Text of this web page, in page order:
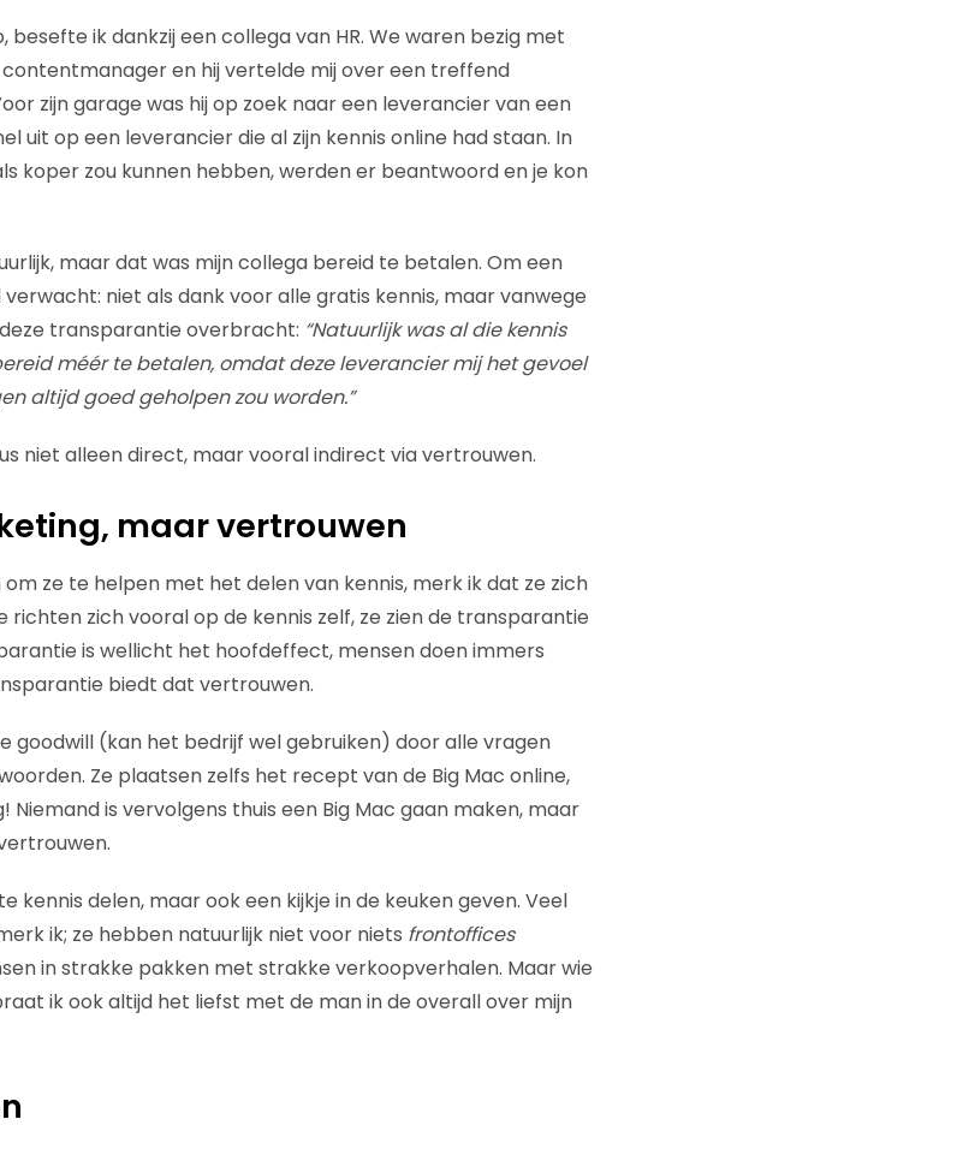
ik dankzij een collega van HR. We waren bezig met
en hij vertelde mij over een treffend
zijn garage was hij op zoek naar een leverancier van een
uit op een leverancier die al zijn kennis online had staan. In
koper zou kunnen hebben, werden er beantwoord en je kon
maar dat was mijn collega bereid te betalen. Om een
niet als dank voor alle gratis kennis, maar vanwege
transparantie overbracht: “Natuurlijk was al die kennis
méér te betalen, omdat deze leverancier mij het gevoel
altijd goed geholpen zou worden.”
niet alleen direct, maar vooral indirect via vertrouwen.
maar vertrouwen
ze te helpen met het delen van kennis, merk ik dat ze zich
richten zich vooral op de kennis zelf, ze zien de transparantie
is wellicht het hoofdeffect, mensen doen immers
biedt dat vertrouwen.
goodwill (kan het bedrijf wel gebruiken) door alle vragen
Ze plaatsen zelfs het recept van de Big Mac online,
is vervolgens thuis een Big Mac gaan maken, maar
kennis delen, maar ook een kijkje in de keuken geven. Veel
ik; ze hebben natuurlijk niet voor niets frontoffices
in strakke pakken met strakke verkoopverhalen. Maar wie
ik ook altijd het liefst met de man in de overall over mijn